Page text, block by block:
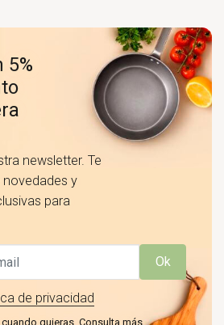
5%
newsletter. Te
y
para
Ok
de privacidad
quieras. Consulta más